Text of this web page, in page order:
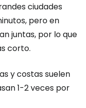
ciudades
pero en
juntas, por lo que
corto.
y costas suelen
1-2 veces por